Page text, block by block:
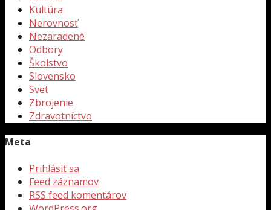
Kultúra
Nerovnosť
Nezaradené
Odbory
Školstvo
Slovensko
Svet
Zbrojenie
Zdravotníctvo
Meta
Prihlásiť sa
Feed záznamov
RSS feed komentárov